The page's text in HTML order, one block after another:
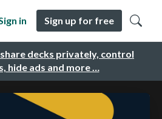
decks privately, control
hide ads and more …
in Sign up for free